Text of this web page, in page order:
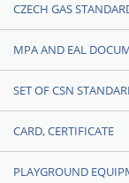
CZECH GAS
MPA AND EAL
SET OF CSN
CARD, CERTIFICATE
PLAYGROUND